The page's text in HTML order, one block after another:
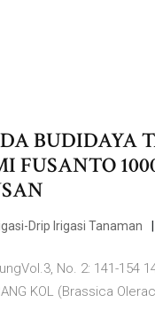
BUDIDAYA
FUSANTO
Drip Irigasi Tanaman
No. 2: 141-154
KOL (Brassica